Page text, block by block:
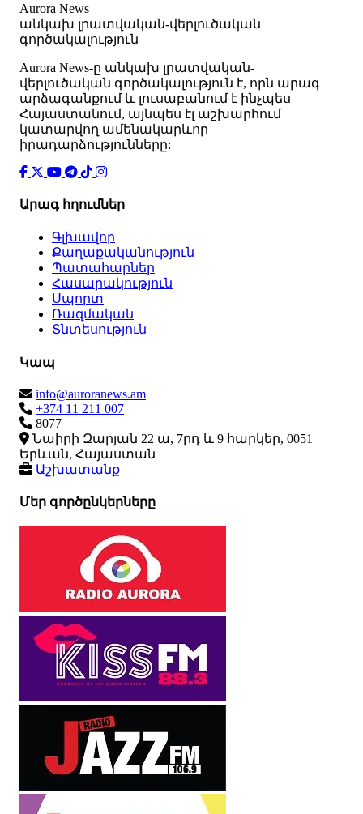
Aurora News
անկախ լրատվական-վերլուծական
գործակալություն
Аurora News-ը անկախ լրատվական-
վերլուծական գործակալություն է, որն արագ
արձագանքում և լուսաբանում է ինչպես
Հայաստանում, այնպես էլ աշխարհում
կատարվող ամենակարևոր
իրադարձությունները:
Արագ հղումներ
Գլխավոր
Քաղաքականություն
Պատահարներ
Հասարակություն
Սպորտ
Ռազմական
Տնտեսություն
Կապ
info@auroranews.am
+374 11 211 007
8077
Նաիրի Զարյան 22 ա, 7րդ և 9 հարկեր, 0051
Երևան, Հայաստան
Աշխատանք
Մեր գործընկերները